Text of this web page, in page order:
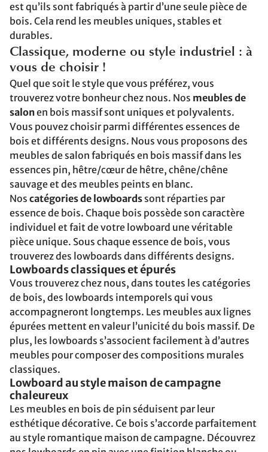
est qu’ils sont fabriqués à partir d’une seule pièce de
bois. Cela rend les meubles uniques, stables et
durables.
Classique, moderne ou style industriel : à
vous de choisir !
Quel que soit le style que vous préférez, vous
trouverez votre bonheur chez nous. Nos meubles de
salonen bois massif sont uniques et polyvalents.
Vous pouvez choisir parmi différentes essences de
bois et différents designs. Nous vous proposons des
meubles de salon fabriqués en bois massif dans les
essences pin, hêtre/cœur de hêtre, chêne/chêne
sauvage et des meubles peints en blanc.
Nos catégories de lowboards sont réparties par
essence de bois. Chaque bois possède son caractère
individuel et fait de votre lowboard une véritable
pièce unique. Sous chaque essence de bois, vous
trouverez des lowboards dans différents designs.
Lowboards classiques et épurés
Vous trouverez chez nous, dans toutes les catégories
de bois, des lowboards intemporels qui vous
accompagneront longtemps. Les meubles aux lignes
épurées mettent en valeur l’unicité du bois massif. De
plus, les lowboards s’associent facilement à d’autres
meubles pour composer des compositions murales
classiques.
Lowboard au style maison de campagne
chaleureux
Les meubles en bois de pin séduisent par leur
esthétique décorative. Ce bois s’accorde parfaitement
au style romantique maison de campagne. Découvrez